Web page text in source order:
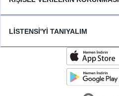
LİSTENSİ'Yİ TANIYALIM